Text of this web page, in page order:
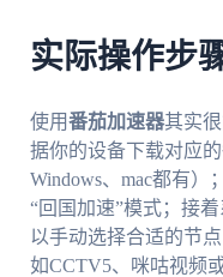
实际操作步
使用番茄加速器其实
据你的设备下载对应的
Windows、mac都有
“回国加速”模式；接
以手动选择合适的节
如CCTV5、咪咕视频